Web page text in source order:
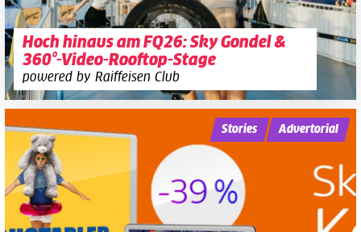
Hoch hinaus am FQ26: Sky Gondel &
360°-Video-Rooftop-Stage
powered by Raiffeisen Club
Stories Advertorial